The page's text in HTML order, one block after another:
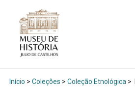
Início > Coleções > Coleção Etnológica >